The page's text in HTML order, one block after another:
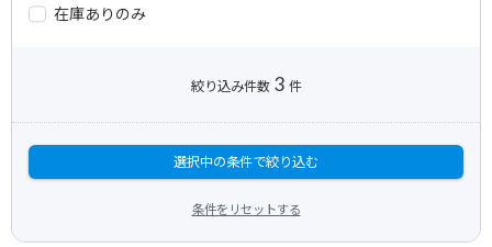
在庫ありのみ
絞り込み件数 3 件
選択中の条件で絞り込む
条件をリセットする